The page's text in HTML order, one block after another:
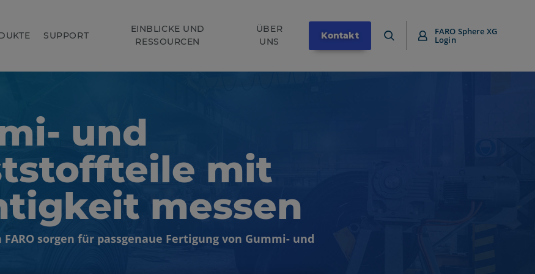
SUPPORT
EINBLICKE UND
RESSOURCEN
ÜBER
UNS
Kontakt FARO Sphere XG
Login
und
mit
messen
FARO sorgen für passgenaue Fertigung von Gummi- und